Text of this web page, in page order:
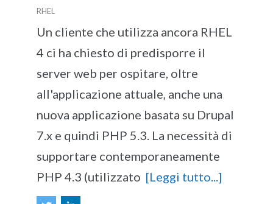
RHEL
Un cliente che utilizza ancora RHEL
4 ci ha chiesto di predisporre il
server web per ospitare, oltre
all'applicazione attuale, anche una
nuova applicazione basata su Drupal
7.x e quindi PHP 5.3. La necessità di
supportare contemporaneamente
PHP 4.3 (utilizzato [Leggi tutto...]